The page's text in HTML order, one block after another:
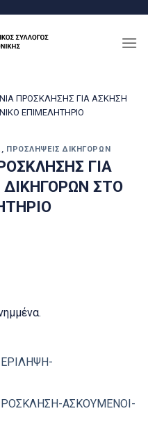
ΠΡΟΣΚΛΗΣΗΣ ΓΙΑ ΑΣΚΗΣΗ
ΕΠΙΜΕΛΗΤΗΡΙΟ
, ΠΡΟΣΛΉΨΕΙΣ ΔΙΚΗΓΌΡΩΝ
ΓΙΑ
ΣΤΟ
ΑΣΚΟΥΜΕΝΟΙ-